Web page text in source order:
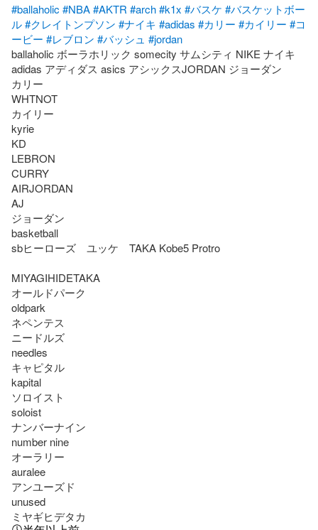
#ballaholic #NBA#AKTR #arch#k1x #バスケ #バスケットボー
ル#クレイトンプソン #ナイキ #adidas #カリー #カイリー #コ
ービー #レブロン #バッシュ #jordan
ballaholic ボーラホリック somecity サムシティ NIKE ナイキ
adidas アディダス asics アシックスJORDAN ジョーダン
カリー
WHTNOT
カイリー
kyrie
KD
LEBRON
CURRY
AIRJORDAN
AJ
ジョーダン
basketball
sbヒーローズ　ユッケ　TAKA Kobe5 Protro
MIYAGIHIDETAKA
オールドパーク
oldpark
ネペンテス
ニードルズ
needles
キャピタル
kapital
ソロイスト
soloist
ナンバーナイン
number nine
オーラリー
auralee
アンユーズド
unused
ミヤギヒデタカ